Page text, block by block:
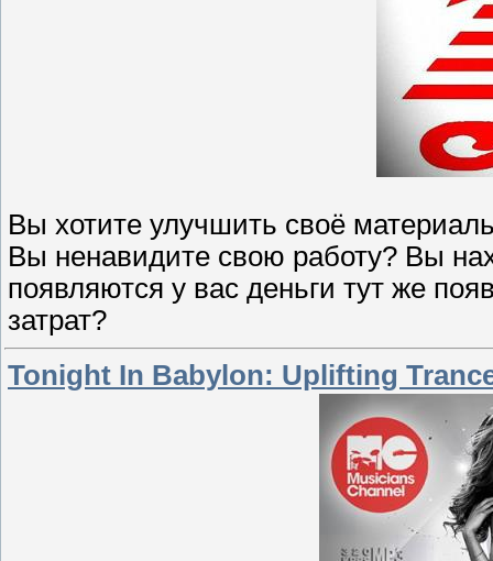
Вы хотите улучшить своё
Вы ненавидите свою работу? Вы
появляются у вас деньги тут же
затрат?
Tonight In Babylon: Uplifting